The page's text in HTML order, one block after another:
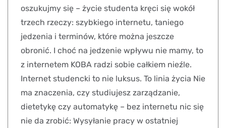
oszukujmy się – życie studenta kręci się wokół
trzech rzeczy: szybkiego internetu, taniego
jedzenia i terminów, które można jeszcze
obronić. I choć na jedzenie wpływu nie mamy, to
z internetem KOBA radzi sobie całkiem nieźle.
Internet studencki to nie luksus. To linia życia Nie
ma znaczenia, czy studiujesz zarządzanie,
dietetykę czy automatykę – bez internetu nic się
nie da zrobić: Wysyłanie pracy w ostatniej